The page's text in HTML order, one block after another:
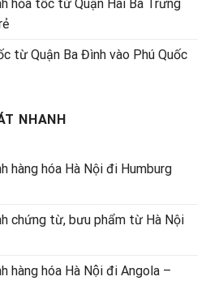
hỏa tốc từ Quận Hai Bà Trưng
từ Quận Ba Đình vào Phú Quốc
NHANH
hàng hóa Hà Nội đi Humburg
chứng từ, bưu phẩm từ Hà Nội
hàng hóa Hà Nội đi Angola –